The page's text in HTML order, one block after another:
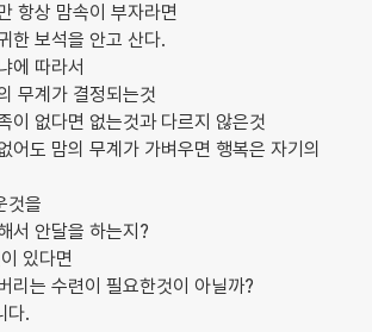
항상 맘속이 부자라면
한 보석을 안고 산다.
에 따라서
무계가 결정되는것
이 없다면 없는것과 다르지 않은것
어도 맘의 무계가 가벼우면 행복은 자기의
것을
서 안달을 하는지?
있다면
리는 수련이 필요한것이 아닐까?
다.